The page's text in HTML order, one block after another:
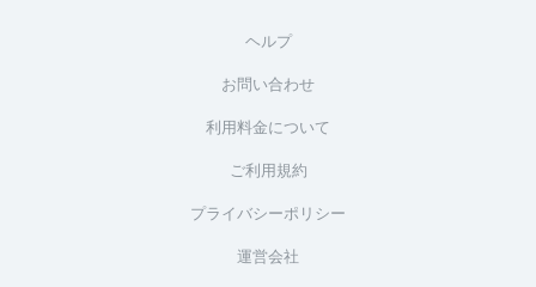
ヘルプ
お問い合わせ
利用料金について
ご利用規約
プライバシーポリシー
運営会社